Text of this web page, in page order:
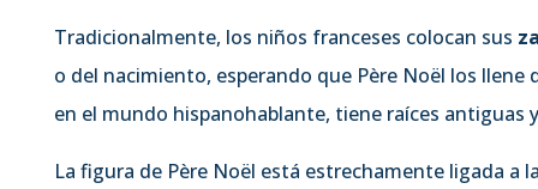
Tradicionalmente, los niños franceses colocan sus
o del nacimiento, esperando que Père Noël los
en el mundo hispanohablante, tiene raíces antiguas
La figura de Père Noël está estrechamente ligada a